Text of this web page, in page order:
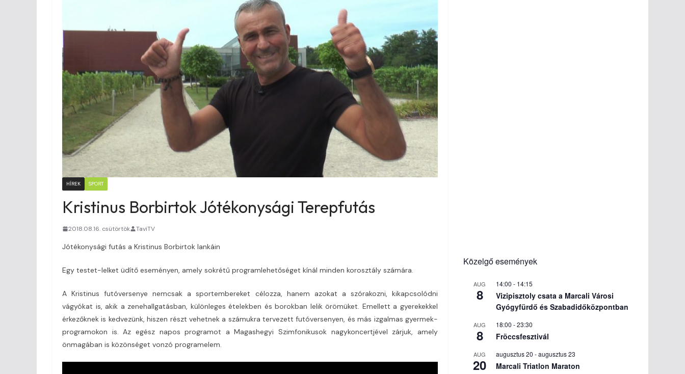
HÍREK SPORT
Kristinus Borbirtok Jótékonysági Terepfutás
2018.08.16. csütörtök TaviTV
Jótékonysági futás a Kristinus Borbirtok lankáin
Egy testet-lelket üdítő eseményen, amely sokrétű programlehetőséget kínál minden korosztály számára.
A Kristinus futóversenye nemcsak a sportembereket célozza, hanem azokat a szórakozni, kikapcsolódni
vágyókat is, akik a zenehallgatásban, különleges ételekben és borokban lelik örömüket. Emellett a gyerekekkel
érkezőknek is kedvezünk, hiszen részt vehetnek a számukra tervezett futóversenyen, és más izgalmas gyermek-
programokon is. Az egész napos programot a Magashegyi Szimfonikusok nagykoncertjével zárjuk, amely
önmagában is közönséget vonzó programelem.
Közelgő események
AUG
8
14:00 - 14:15
Vizipisztoly csata a Marcali Városi
Gyógyfürdő és Szabadidőközpontban
AUG
8
18:00 -23:30
Fröccsfesztivál
AUG
20
augusztus 20 -augusztus 23
Marcali Triatlon Maraton